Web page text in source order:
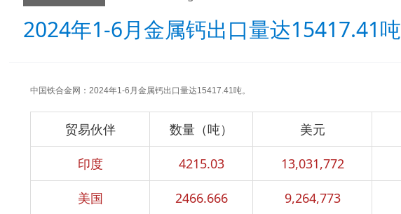
2024年1-6月金属钙出口量达15417.41吨
中国铁合金网：2024年1-6月金属钙出口量达15417.41吨。
贸易伙伴 数量（吨） 美元
印度 4215.03 13,031,772
美国 2466.666 9,264,773